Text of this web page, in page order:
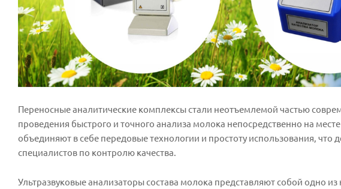
Переносные аналитические комплексы стали неотъемлемой частью
проведения быстрого и точного анализа молока непосредственно на
объединяют в себе передовые технологии и простоту использования,
специалистов по контролю качества.
Ультразвуковые анализаторы состава молока представляют собой одно